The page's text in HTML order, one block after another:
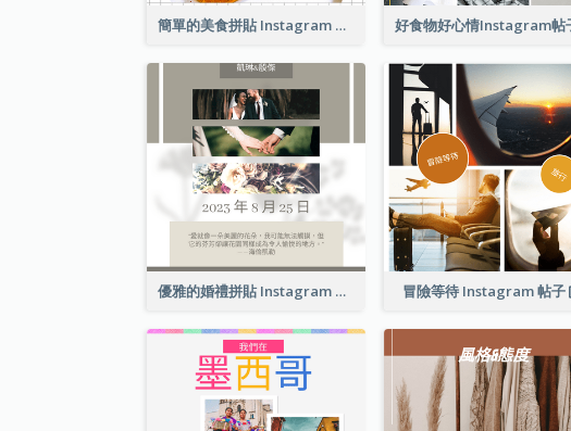
簡單的美食拼貼 Instagram 帖子
優雅的婚禮拼貼 Instagram 帖子 冒險等待 Instagram 帖子